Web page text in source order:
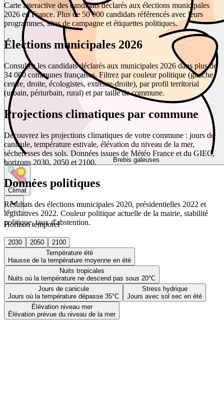
Brebis galeuses
Climat
Horizon temporel
2030 2050
2100
Température été
Hausse de la température moyenne en été
Nuits tropicales
Nuits où la température ne descend pas sous 20°C
Jours de canicule
Jours où la température dépasse 35°C
Stress hydrique
Jours avec sol sec en été
Élévation niveau mer
Élévation prévue du niveau de la mer
Carte interactive des candidats déclarés aux élections municipales
2026 en France. Plus de 50 000 candidats référencés avec leurs
programmes, sites de campagne et étiquettes politiques.
Élections municipales 2026
Consultez les candidats déclarés aux municipales 2026 dans plus de
34 000 communes françaises. Filtrez par couleur politique (gauche,
centre, droite, écologistes, extrême-droite), par profil territorial
(urbain, périurbain, rural) et par taille de commune.
Projections climatiques par commune
Découvrez les projections climatiques de votre commune : jours de
canicule, température estivale, élévation du niveau de la mer,
sécheresses des sols. Données issues de Météo France et du GIEC,
horizons 2030, 2050 et 2100.
Données politiques
Résultats des élections municipales 2020, présidentielles 2022 et
législatives 2022. Couleur politique actuelle de la mairie, stabilité
politique, taux d'abstention.